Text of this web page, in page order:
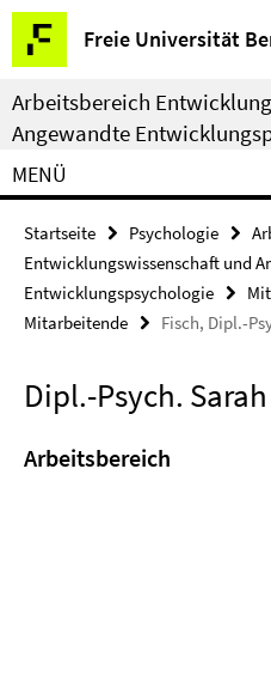
Springe
direkt
zu
Inhalt
Freie Universität
Service-
Navigation
Arbeitsbereich
Angewandte
MENÜ
Startseite Psychologie
Entwicklungswissenschaft und
Entwicklungspsychologie
Mitarbeitende
Fisch, Dipl.-
Dipl.-Psych.
Arbeitsbereich